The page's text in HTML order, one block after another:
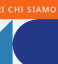
CHI SIAMO